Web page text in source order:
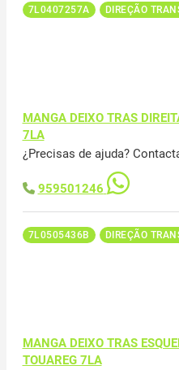
7L0407257A DIREÇÃO
MANGA DEIXO TRAS
7LA
¿Precisas de ajuda?
959501246
7L0505436B DIREÇÃO
MANGA DEIXO TRAS
TOUAREG 7LA